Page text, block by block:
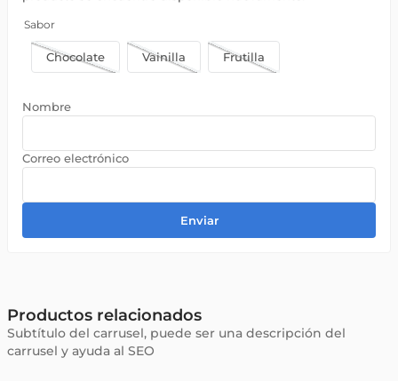
Sabor
Chocolate Vainilla Frutilla
Enviar
Productos relacionados
Subtítulo del carrusel, puede ser una descripción del
carrusel y ayuda al SEO